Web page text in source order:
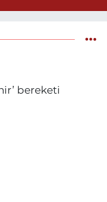
bereketi